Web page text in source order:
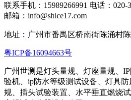
联系手机：15989266991 电话：020-
邮箱：info@shice17.com
地址： 广州市番禺区桥南街陈涌村
粤ICP备16094663号
广州世测是灯头量规、灯座量规、
验机、ip防水等级测试设备、灯具
规、插头试验装置、水平垂直燃烧